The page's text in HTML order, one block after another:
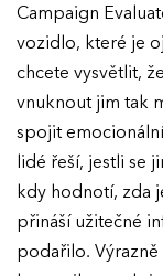
Campaign
vozidlo, které je
chcete vysvětlit,
vnuknout jim tak
spojit
lidé řeší, jestli se
kdy hodnotí, zda
přináší užitečné
podařilo.